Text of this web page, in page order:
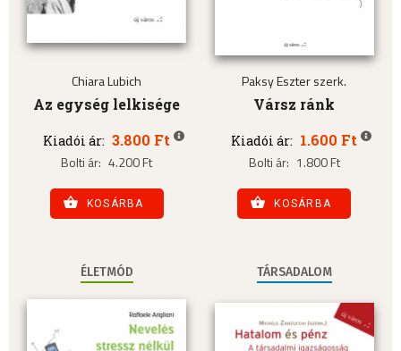
Chiara Lubich
Az egység lelkisége
Kiadói ár: 3.800 Ft
Bolti ár: 4.200 Ft
KOSÁRBA
Paksy Eszter szerk.
Vársz ránk
Kiadói ár: 1.600 Ft
Bolti ár: 1.800 Ft
KOSÁRBA
ÉLETMÓD TÁRSADALOM